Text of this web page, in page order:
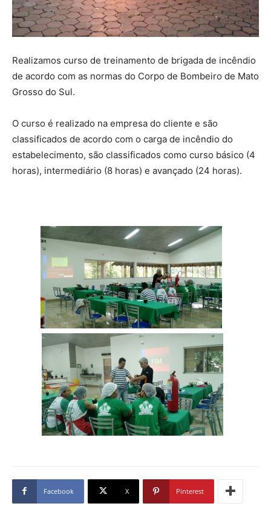
Construções
Realizamos curso de treinamento de brigada de incêndio
de acordo com as normas do Corpo de Bombeiro de Mato
Grosso do Sul.
O curso é realizado na empresa do cliente e são
classificados de acordo com o carga de incêndio do
estabelecimento, são classificados como curso básico (4
horas), intermediário (8 horas) e avançado (24 horas).
Facebook X Pinterest